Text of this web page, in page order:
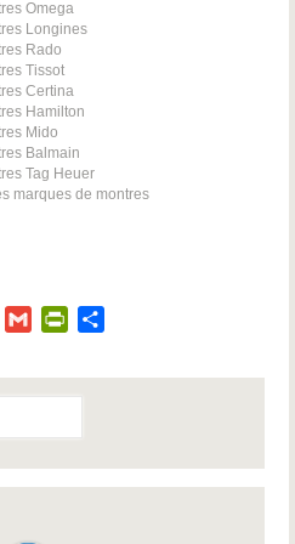
Omega
Longines
Rado
Tissot
Certina
Hamilton
Mido
Balmain
Tag Heuer
marques de montres
Email Gmail PrintFriendly